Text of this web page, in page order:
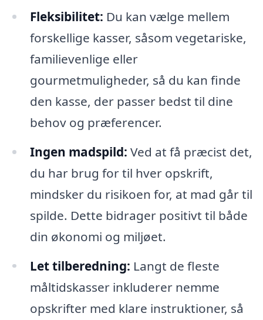
Fleksibilitet: Du kan vælge mellem
forskellige kasser, såsom vegetariske,
familievenlige eller
gourmetmuligheder, så du kan finde
den kasse, der passer bedst til dine
behov og præferencer.
Ingen madspild: Ved at få præcist det,
du har brug for til hver opskrift,
mindsker du risikoen for, at mad går til
spilde. Dette bidrager positivt til både
din økonomi og miljøet.
Let tilberedning: Langt de fleste
måltidskasser inkluderer nemme
opskrifter med klare instruktioner, så